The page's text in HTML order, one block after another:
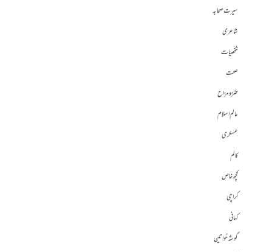
سیرت صحابہ
شاعری
شخصیات
صحت
طنز و مزاح
عالم اسلام
عسکری
کالم
کچھ خاص
کراچی
کہانی
گوشہ خواتین